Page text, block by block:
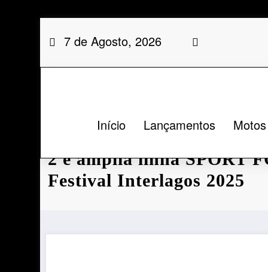
para
conteúdo
7 de Agosto, 2026
Início Lançamentos Motos
Mitas lança pneu
2 e amplia linha SPORT
Festival Interlagos 2025